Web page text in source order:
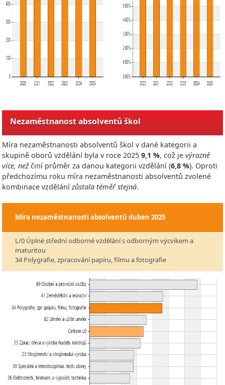
Nezaměstnanost absolventů škol
Míra nezaměstnanosti absolventů škol v dané kategorii a
skupině oborů vzdělání byla v roce 2025 9,1 %, což je výrazně
více, nežčiní průměr za danou kategorii vzdělání (6,8 %). Oproti
předchozímu roku míra nezaměstnanosti absolventů zvolené
kombinace vzdělánízůstala téměř stejná.
Míra nezaměstnanosti absolventů duben 2025
L/0 Úplné střední odborné vzdělání s odborným výcvikem a
maturitou
34 Polygrafie, zpracování papíru, filmu a fotografie